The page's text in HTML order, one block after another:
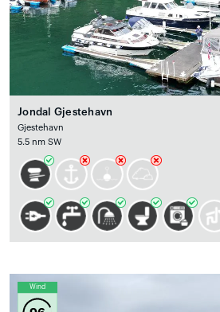
Jondal Gjestehavn
Gjestehavn
5.5 nm SW
Wind